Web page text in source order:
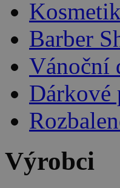
Barber
Vánoční
Dárkové
Výrobci